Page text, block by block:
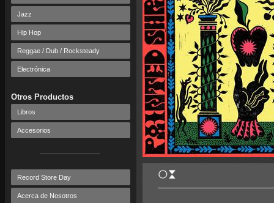
Jazz
Hip Hop
Reggae / Dub / Rocksteady
Electrónica
Otros Productos
Libros
Accesorios
Record Store Day
Acerca de Nosotros